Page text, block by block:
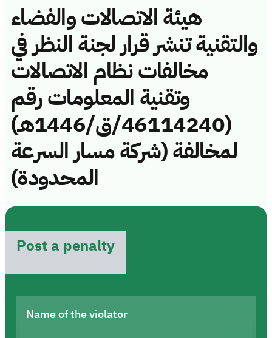
هيئة الاتصالات والفضاء
والتقنية تنشر قرار لجنة النظر في
مخالفات نظام الاتصالات
وتقنية المعلومات رقم
(46114240/ق/1446هـ)
لمخالفة (شركة مسار السرعة
المحدودة)
Post a penalty
Name of the violator